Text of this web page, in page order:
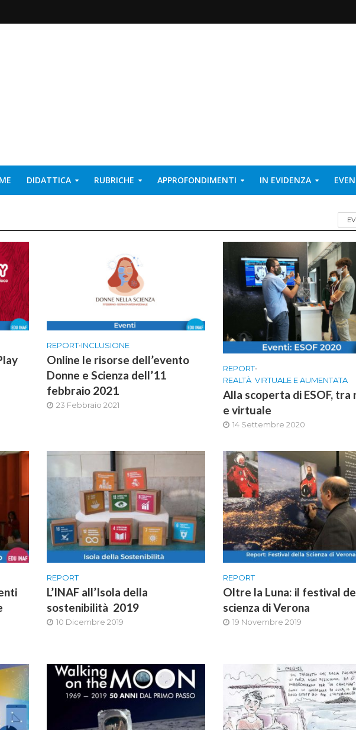
DIDATTICA RUBRICHE APPROFONDIMENTI IN EVIDENZA
REPORT•INCLUSIONE
Online le risorse dell’evento
Donne e Scienza dell’11
febbraio 2021
23 Febbraio 2021
REPORT•
REALTÀ VIRTUALE E AUMENTATA
Alla scoperta di ESOF, tra
e virtuale
14 Settembre 2020
REPORT
L’INAF all’Isola della
sostenibilità 2019
10 Dicembre 2019
REPORT
Oltre la Luna: il festival
scienza di Verona
19 Novembre 2019